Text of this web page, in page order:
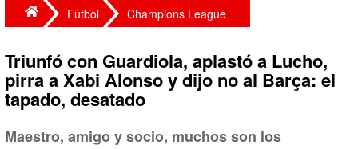
Fútbol Champions League
Triunfó con Guardiola, aplastó a Lucho,
pirra a Xabi Alonso y dijo no al Barça: el
tapado, desatado
Maestro, amigo y socio, muchos son los